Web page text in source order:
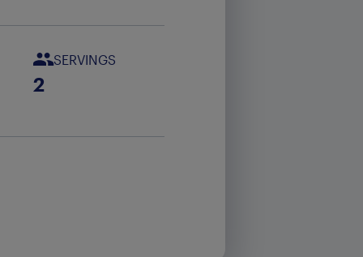
SERVINGS
2